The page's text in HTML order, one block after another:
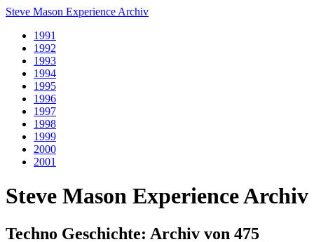
Steve Mason Experience Archiv
1991
1992
1993
1994
1995
1996
1997
1998
1999
2000
2001
Steve Mason Experience Archiv
Techno Geschichte: Archiv von 475